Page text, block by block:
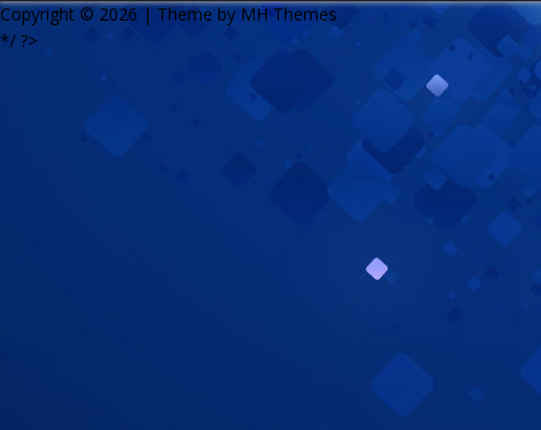
Copyright © 2026 | Theme byMH Themes
*/ ?>